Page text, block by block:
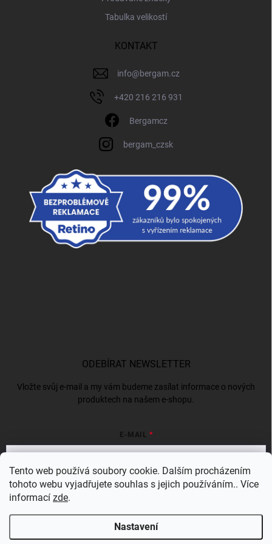
Tento web používá soubory cookie. Dalším procházením
tohoto webu vyjadřujete souhlas s jejich používáním.. Více
informací zde.
Nastavení
Tabulka velikostí
KONTAKT
info@bergam.cz
+420 216 216 931
Bergamcz
bergam_czsk
ODEBÍRAT NEWSLETTER
Vložte svůj e-mail a my vám budeme zasílat informace o nových
produktech na našem e-shopu.
E-MAIL
Vložením e-mailu souhlasíte s
Přihlásit se